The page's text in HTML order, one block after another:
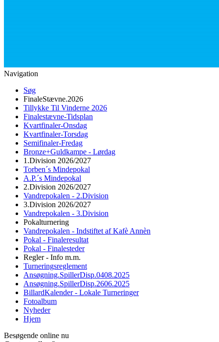
Navigation
Søg
FinaleStævne.2026
Tillykke Til Vinderne 2026
Finalestævne-Tidsplan
Kvartfinaler-Onsdag
Kvartfinaler-Torsdag
Semifinaler-Fredag
Bronze+Guldkampe - Lørdag
1.Division 2026/2027
Torben´s Mindepokal
A.P.´s Mindepokal
2.Division 2026/2027
Vandrepokalen - 2.Division
3.Division 2026/2027
Vandrepokalen - 3.Division
Pokalturnering
Vandrepokalen - Indstiftet af Kafè Annèn
Pokal - Finaleresultat
Pokal - Finalesteder
Regler - Info m.m.
Turneringsreglement
Ansøgning.SpillerDisp.0408.2025
Ansøgning.SpillerDisp.2606.2025
BillardKalender - Lokale Turneringer
Fotoalbum
Nyheder
Hjem
Besøgende online nu